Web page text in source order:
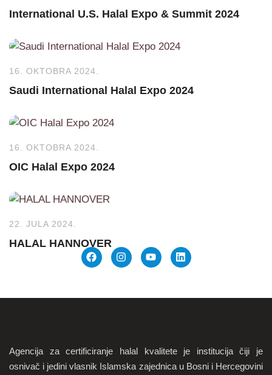
International U.S. Halal Expo & Summit 2024
16. OKTOBRA 2024.
Saudi International Halal Expo 2024
16. OKTOBRA 2024.
OIC Halal Expo 2024
22. JULA 2024.
HALAL HANNOVER
Agencija za certificiranje halal kvalitete je institucija čiji je
osnivač i jedini vlasnik Islamska zajednica u Bosni i Hercegovini